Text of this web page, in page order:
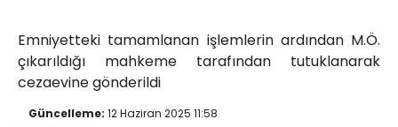
Emniyetteki tamamlanan işlemlerin ardından M.Ö.
çıkarıldığı mahkeme tarafından tutuklanarak
cezaevine gönderildi
Güncelleme: 12 Haziran 2025 11:58